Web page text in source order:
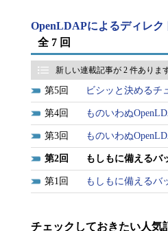
…[略]…
# Data Directory
set_data_dir .←デ
# Transaction Log
set_lg_dir .←ト
…[略]…
# PATH=$PATH:/usr/
# db_hotbackup -Dc -
上記の例では、初めに、
変数「DB_HOME」に、バ
OpenLDAPによるディレ
全 7 回
新しい連載記事が 2 件ありま
5 ビシッと決めるチ
4 ものいわぬ
3 ものいわぬ
2 もしもに備えるバ
1 もしもに備えるバ
チェックしておきたい人気